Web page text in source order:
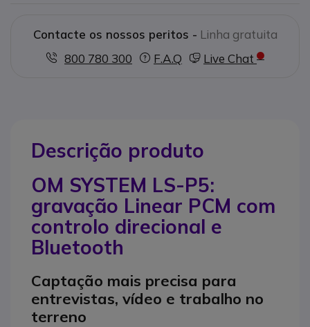
Contacte os nossos peritos - Linha gratuita
800 780 300
F.A.Q Live Chat
Descrição produto
OM SYSTEM LS-P5:
gravação Linear PCM com
controlo direcional e
Bluetooth
Captação mais precisa para
entrevistas, vídeo e trabalho no
terreno